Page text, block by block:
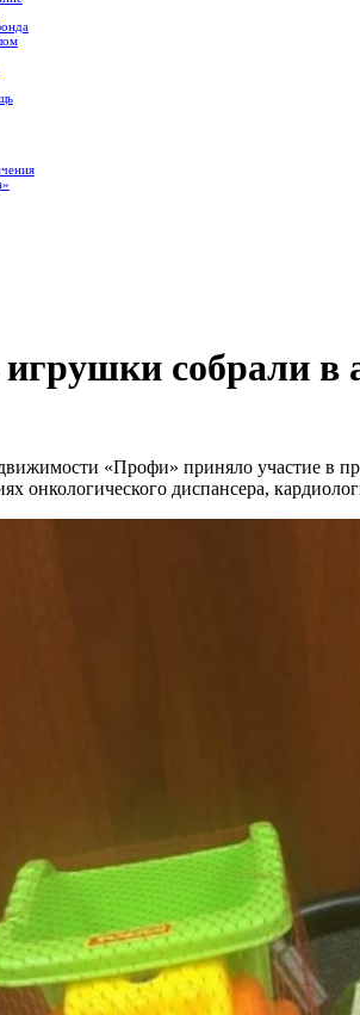
собрали в
«Профи» приняло участие в
онкологического диспансера,